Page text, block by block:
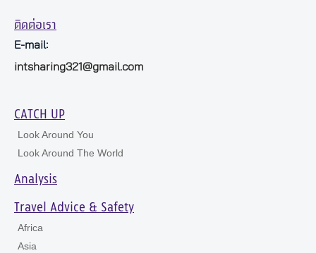
ติดต่อเรา
E-mail:
intsharing321@gmail.com
CATCH UP
Look Around You
Look Around The World
Analysis
Travel Advice & Safety
Africa
Asia